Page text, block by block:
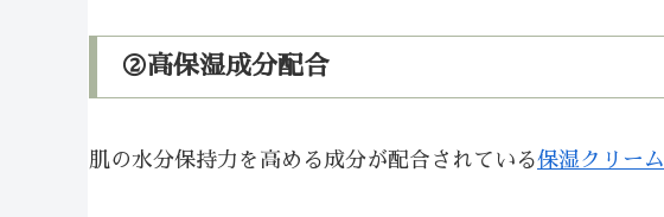
②高保湿成分配合
肌の水分保持力を高める成分が配合されている保湿クリーム